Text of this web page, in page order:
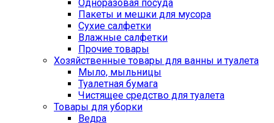
Одноразовая посуда
Пакеты и мешки для мусора
Сухие салфетки
Влажные салфетки
Прочие товары
Хозяйственные товары для ванны и туалета
Мыло, мыльницы
Туалетная бумага
Чистящее средство для туалета
Товары для уборки
Ведра